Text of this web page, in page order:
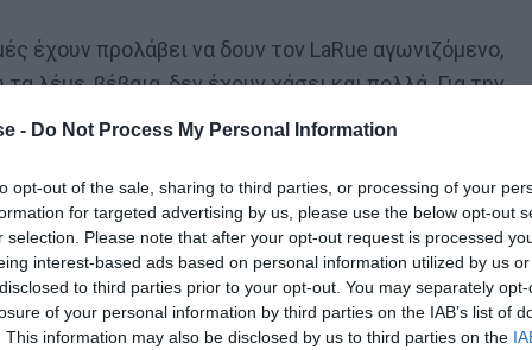
- Do Not Process My Personal Information
opt-out of the sale, sharing to third parties, or processing of your
for targeted advertising by us, please use the below opt-out
selection. Please note that after your opt-out request is processed
interest-based ads based on personal information utilized by us
to third parties prior to your opt-out. You may separately
of your personal information by third parties on the IAB’s list of
This information may also be disclosed by us to third parties on the
έχουν προλάβει να δουν τον LaRue αγωνιζόμενο,
λέμε, βέβαια, δεν έχουν χάσει και πολλά. Για την
την ιστορία ήταν οι Πόρτλαντ Τρέιλ Μπλέιζερς. Ο
πόντους και 4,6 ριμπάουντ, ενώ έπαιξε μόλις για
Με αυτά τα νούμερα αποτελεί αναμφίβολα τη
πλανήτη.